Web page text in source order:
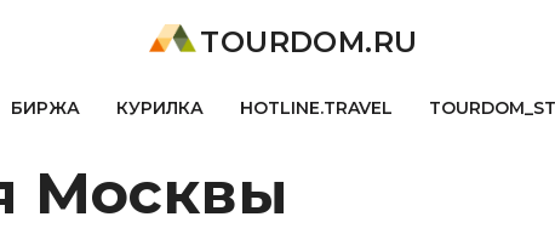
TOURDOM.RU
БИРЖА КУРИЛКА HOTLINE.TRAVEL
Москвы